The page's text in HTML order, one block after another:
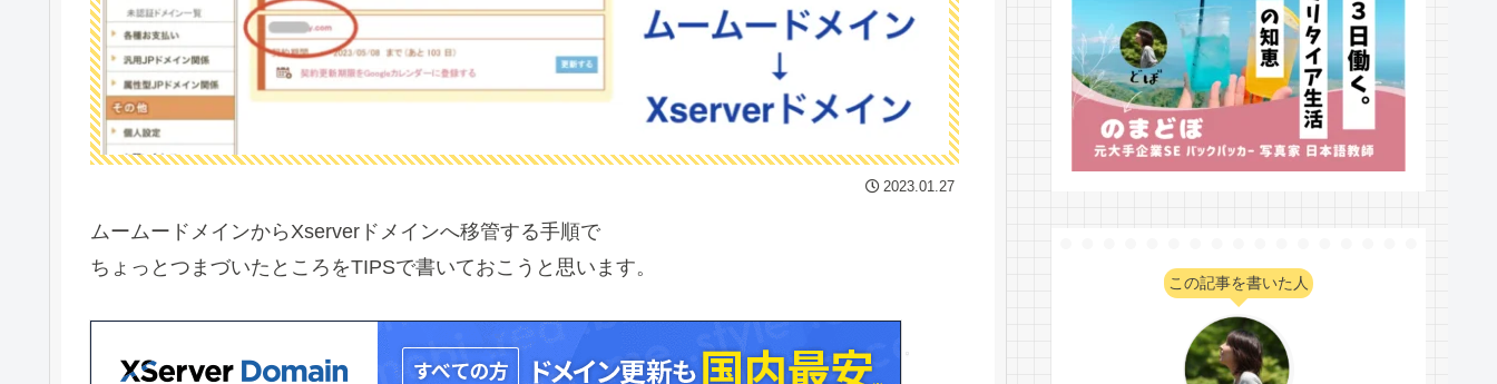
2023.01.27
ムームードメインからXserverドメインへ移管する手順で
ちょっとつまづいたところをTIPSで書いておこうと思います。
この記事を書いた人